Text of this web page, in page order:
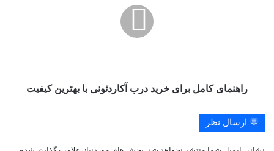
راهنمای کامل برای خرید درب آکاردئونی با بهترین کیفیت
💬 ارسال نظر